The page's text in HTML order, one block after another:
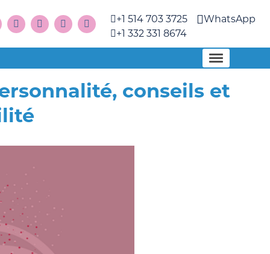
+1 514 703 3725
+1 332 331 8674
WhatsApp
conseils et